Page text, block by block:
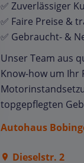
✅ Zuverlässiger
✅ Faire Preise &
✅ Gebraucht- &
Unser Team aus
Know-how um Ihr
topgepflegten
Autohaus
Dieselstr. 2